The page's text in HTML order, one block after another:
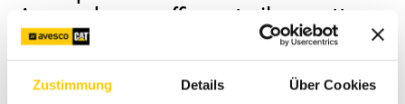
Zustimmung Details Über Cookies
Avesco hanno affiancato il progetto
sul cantiere.
La rivista specialistica «baublatt» dedica un ampio articolo